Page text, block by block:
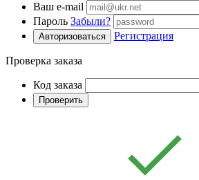
Ваш e-mail
Пароль Забыли?
Авторизоваться Регистрация
Проверка заказа
Код заказа
Проверить